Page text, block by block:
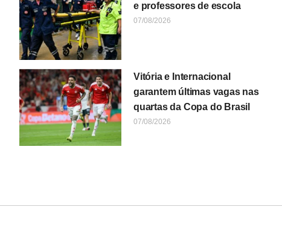
e professores de escola
07/08/2026
Vitória e Internacional
garantem últimas vagas nas
quartas da Copa do Brasil
07/08/2026